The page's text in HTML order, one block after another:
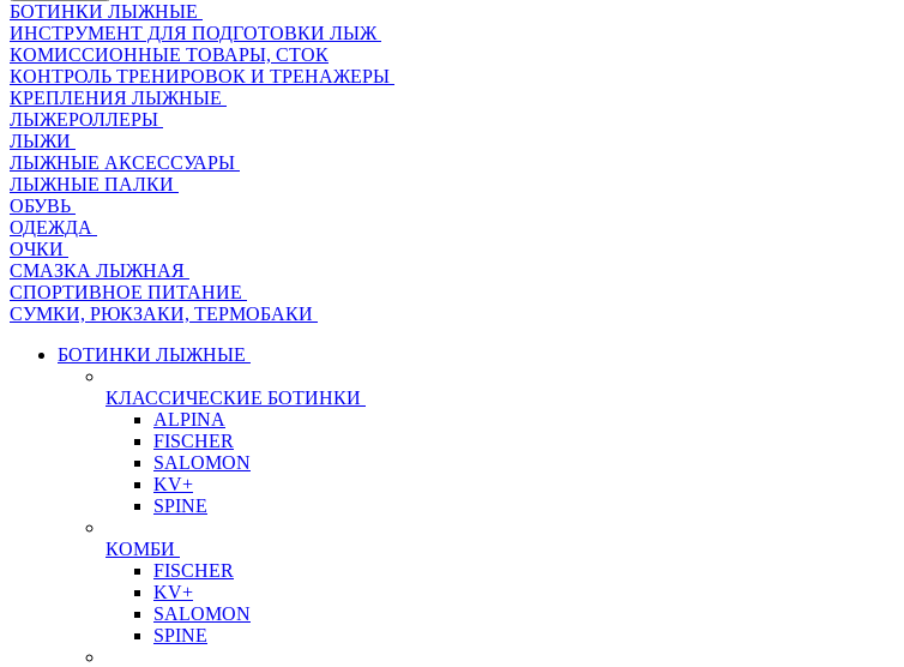
БОТИНКИ ЛЫЖНЫЕ
ИНСТРУМЕНТ ДЛЯ ПОДГОТОВКИ ЛЫЖ
КОМИССИОННЫЕ ТОВАРЫ, СТОК
КОНТРОЛЬ ТРЕНИРОВОК И ТРЕНАЖЕРЫ
КРЕПЛЕНИЯ ЛЫЖНЫЕ
ЛЫЖЕРОЛЛЕРЫ
ЛЫЖИ
ЛЫЖНЫЕ АКСЕССУАРЫ
ЛЫЖНЫЕ ПАЛКИ
ОБУВЬ
ОДЕЖДА
ОЧКИ
СМАЗКА ЛЫЖНАЯ
СПОРТИВНОЕ ПИТАНИЕ
СУМКИ, РЮКЗАКИ, ТЕРМОБАКИ
БОТИНКИ ЛЫЖНЫЕ
КЛАССИЧЕСКИЕ БОТИНКИ
ALPINA
FISCHER
SALOMON
KV+
SPINE
КОМБИ
FISCHER
KV+
SALOMON
SPINE